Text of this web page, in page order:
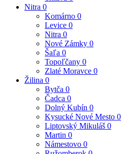
Nitra 0
Komárno 0
Levice 0
Nitra 0
Nové Zámky 0
Šaľa 0
Topoľčany 0
Zlaté Moravce 0
Žilina 0
Bytča 0
Čadca 0
Dolný Kubín 0
Kysucké Nové Mesto 0
Liptovský Mikuláš 0
Martin 0
Námestovo 0